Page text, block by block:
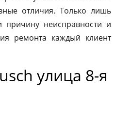
отличия. Только лишь
причину неисправности и
ремонта каждый клиент
улица 8-я